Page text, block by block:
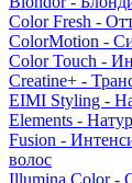
Color Fresh -
ColorMotion -
Color Touch -
Creatine+ -
EIMI Styling -
Elements -
Fusion -
волос
Illumina Color -